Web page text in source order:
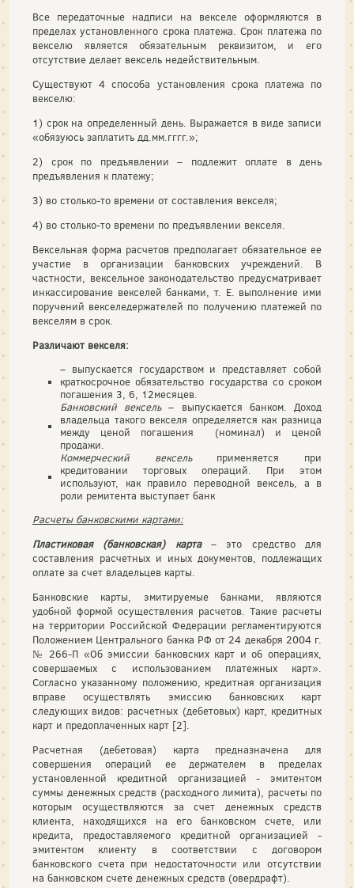
Все передаточные надписи на векселе оформляются в
пределах установленного срока платежа. Срок платежа по
векселю является обязательным реквизитом, и его
отсутствие делает вексель недействительным.
Существуют 4 способа установления срока платежа по
векселю:
1) срок на определенный день. Выражается в виде записи
«обязуюсь заплатить дд.мм.гггг.»;
2) срок по предъявлении – подлежит оплате в день
предъявления к платежу;
3) во столько-то времени от составления векселя;
4) во столько-то времени по предъявлении векселя.
Вексельная форма расчетов предполагает обязательное ее
участие в организации банковских учреждений. В
частности, вексельное законодательство предусматривает
инкассирование векселей банками, т. Е. выполнение ими
поручений векселедержателей по получению платежей по
векселям в срок.
Различают векселя:
– выпускается государством и представляет собой
краткосрочное обязательство государства со сроком
погашения 3, 6, 12месяцев.
Банковский вексель– выпускается банком. Доход
владельца такого векселя определяется как разница
между ценой погашения (номинал) и ценой
продажи.
Коммерческий вексельприменяется при
кредитовании торговых операций. При этом
используют, как правило переводной вексель, а в
роли ремитента выступает банк
Расчеты банковскими картами:
Пластиковая (банковская) карта– это средство для
составления расчетных и иных документов, подлежащих
оплате за счет владельцев карты.
Банковские карты, эмитируемые банками, являются
удобной формой осуществления расчетов. Такие расчеты
на территории Российской Федерации регламентируются
Положением Центрального банка РФ от 24 декабря 2004 г.
№ 266-П «Об эмиссии банковских карт и об операциях,
совершаемых с использованием платежных карт».
Согласно указанному положению, кредитная организация
вправе осуществлять эмиссию банковских карт
следующих видов: расчетных (дебетовых) карт, кредитных
карт и предоплаченных карт [2].
Расчетная (дебетовая) карта предназначена для
совершения операций ее держателем в пределах
установленной кредитной организацией - эмитентом
суммы денежных средств (расходного лимита), расчеты по
которым осуществляются за счет денежных средств
клиента, находящихся на его банковском счете, или
кредита, предоставляемого кредитной организацией -
эмитентом клиенту в соответствии с договором
банковского счета при недостаточности или отсутствии
на банковском счете денежных средств (овердрафт).